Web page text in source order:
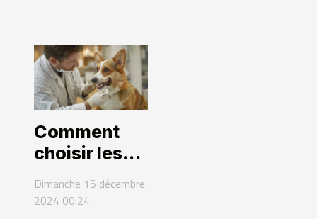
Comment
choisir les
soins
Dimanche 15 décembre
2024 00:24